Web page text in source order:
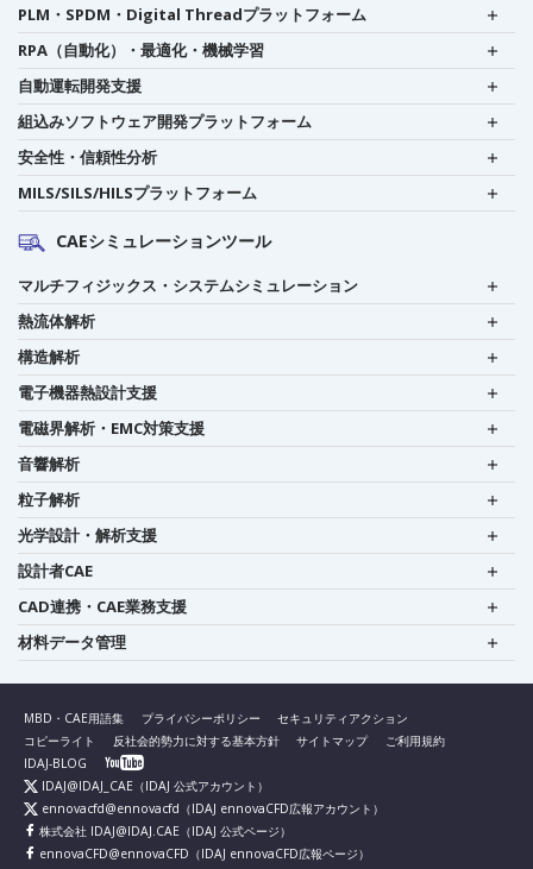
PLM・SPDM・Digital Threadプラットフォーム
RPA（自動化）・最適化・機械学習
自動運転開発支援
組込みソフトウェア開発プラットフォーム
安全性・信頼性分析
MILS/SILS/HILSプラットフォーム
CAEシミュレーションツール
マルチフィジックス・システムシミュレーション
熱流体解析
構造解析
電子機器熱設計支援
電磁界解析・EMC対策支援
音響解析
粒子解析
光学設計・解析支援
設計者CAE
CAD連携・CAE業務支援
材料データ管理
MBD・CAE用語集 プライバシーポリシー
セキュリティアクション
コピーライト
反社会的勢力に対する基本方針 サイトマップ
ご利用規約
IDAJ-BLOG
IDAJ@IDAJ_CAE （IDAJ 公式アカウント）
ennovacfd@ennovacfd （IDAJ ennovaCFD広報アカウント）
株式会社 IDAJ@IDAJ.CAE （IDAJ 公式ページ）
ennovaCFD@ennovaCFD （IDAJ ennovaCFD広報ページ）